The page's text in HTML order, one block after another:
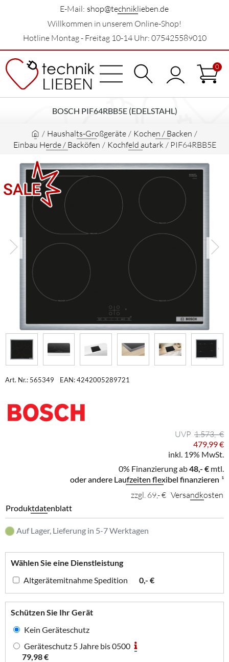
E-Mail: shop@techniklieben.de
Willkommen in unserem Online-Shop!
Hotline Montag - Freitag 10-14 Uhr: 075425589010
0
BOSCH PIF64RBB5E (EDELSTAHL)
/ Haushalts-Großgeräte / Kochen / Backen /
Einbau Herde / Backöfen / Kochfeld autark / PIF64RBB5E
Art. Nr.: 565349 EAN: 4242005289721
1.573,- €
479,99 €
inkl. 19% MwSt.
0% Finanzierung ab48,- € mtl.
oder andere Laufzeiten flexibel finanzieren ¹
zzgl. 69,- € Versandkosten
Produktdatenblatt
Auf Lager, Lieferung in 5-7 Werktagen
Wählen Sie eine Dienstleistung
Altgerätemitnahme Spedition
0,- €
Schützen Sie Ihr Gerät
Kein Geräteschutz
Geräteschutz 5 Jahre bis 0500
79,98 €